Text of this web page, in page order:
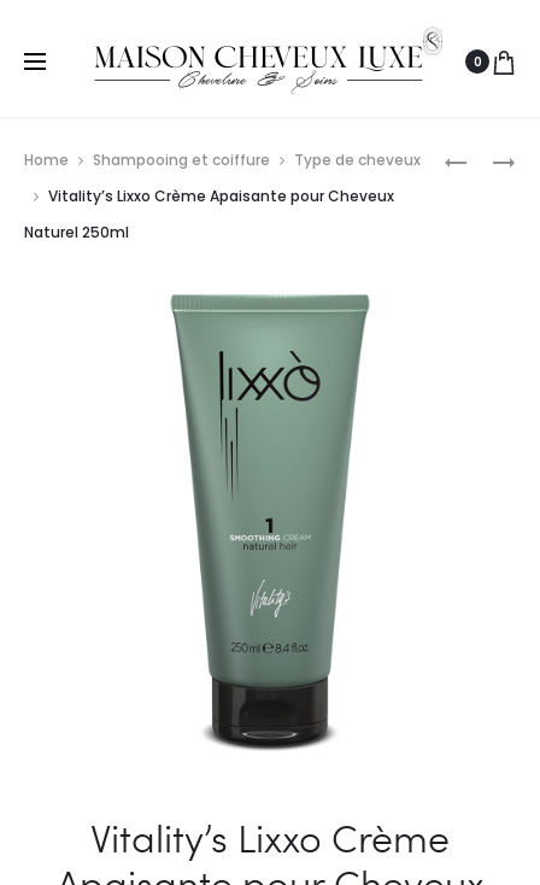
0
WELLA
Home Shampooing et coiffure
Type de cheveux
Vitality’s Lixxo Crème Apaisante pour Cheveux
Naturel 250ml
Vitality’s Lixxo Crème